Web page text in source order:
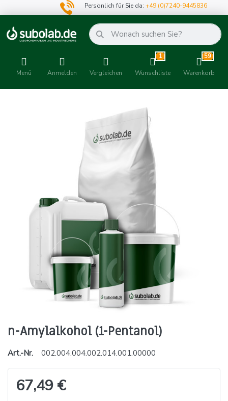
Persönlich für Sie da:+49 (0)7240-9445836
Menü Anmelden Vergleichen
1
Wunschliste
59
Warenkorb
n-Amylalkohol (1-Pentanol)
Art.-Nr. 002.004.004.002.014.001.00000
67,49 €